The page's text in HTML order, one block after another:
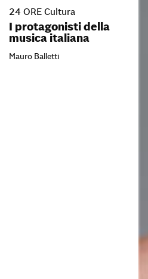
24 ORE Cultura
I protagonisti della
musica italiana
Mauro Balletti